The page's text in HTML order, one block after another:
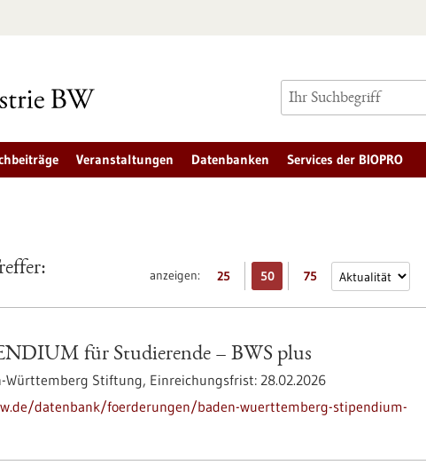
Veranstaltungen Datenbanken Services der BIOPRO
anzeigen: 25 50 75
für Studierende – BWS plus
Württemberg Stiftung, Einreichungsfrist: 28.02.2026
datenbank/foerderungen/baden-wuerttemberg-stipendium-